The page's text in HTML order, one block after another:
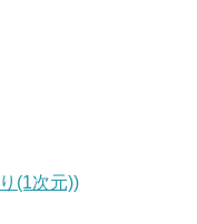
(1次元))